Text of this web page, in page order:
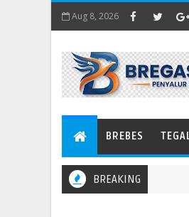
Aug 8, 2026
BREBES
BREAKING